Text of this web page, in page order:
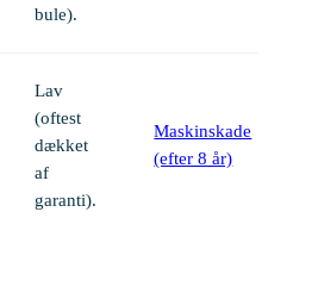
bule).
Lav
(oftest
dækket
af
garanti).
Maskinskade
(efter 8 år)